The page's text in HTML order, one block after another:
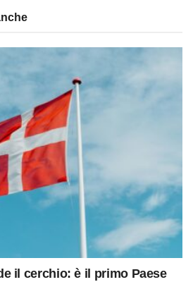
il cerchio: è il primo Paese